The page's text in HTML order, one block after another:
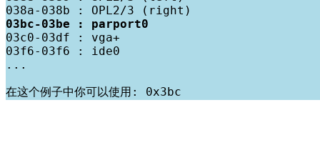
03bc-03be : parport0
03c0-03df : vga+
03f6-03f6 : ide0
...